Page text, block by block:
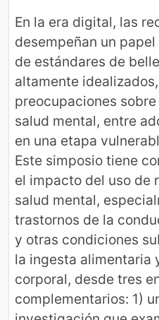
En la era digital, las
desempeñan un
de estándares de
altamente
preocupaciones
salud mental, entre
en una etapa
Este simposio tiene
el impacto del uso de
salud mental,
trastornos de la
y otras condiciones
la ingesta alimentaria
corporal, desde tres
complementarios: 1)